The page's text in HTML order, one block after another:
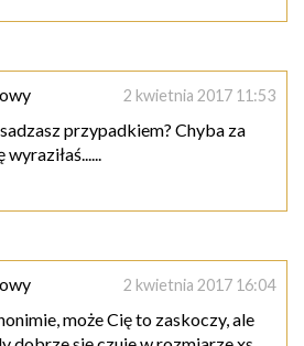
2 kwietnia 2017 11:53
przypadkiem? Chyba za
2 kwietnia 2017 16:04
może Cię to zaskoczy, ale